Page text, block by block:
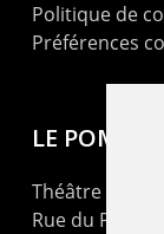
Politique de
Préférences
LE POMMIER
Théâtre –
Rue du